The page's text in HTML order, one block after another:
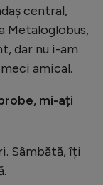
central,
Metaloglobus,
dar nu i-am
amical.
mi-ați
Sâmbătă, îți